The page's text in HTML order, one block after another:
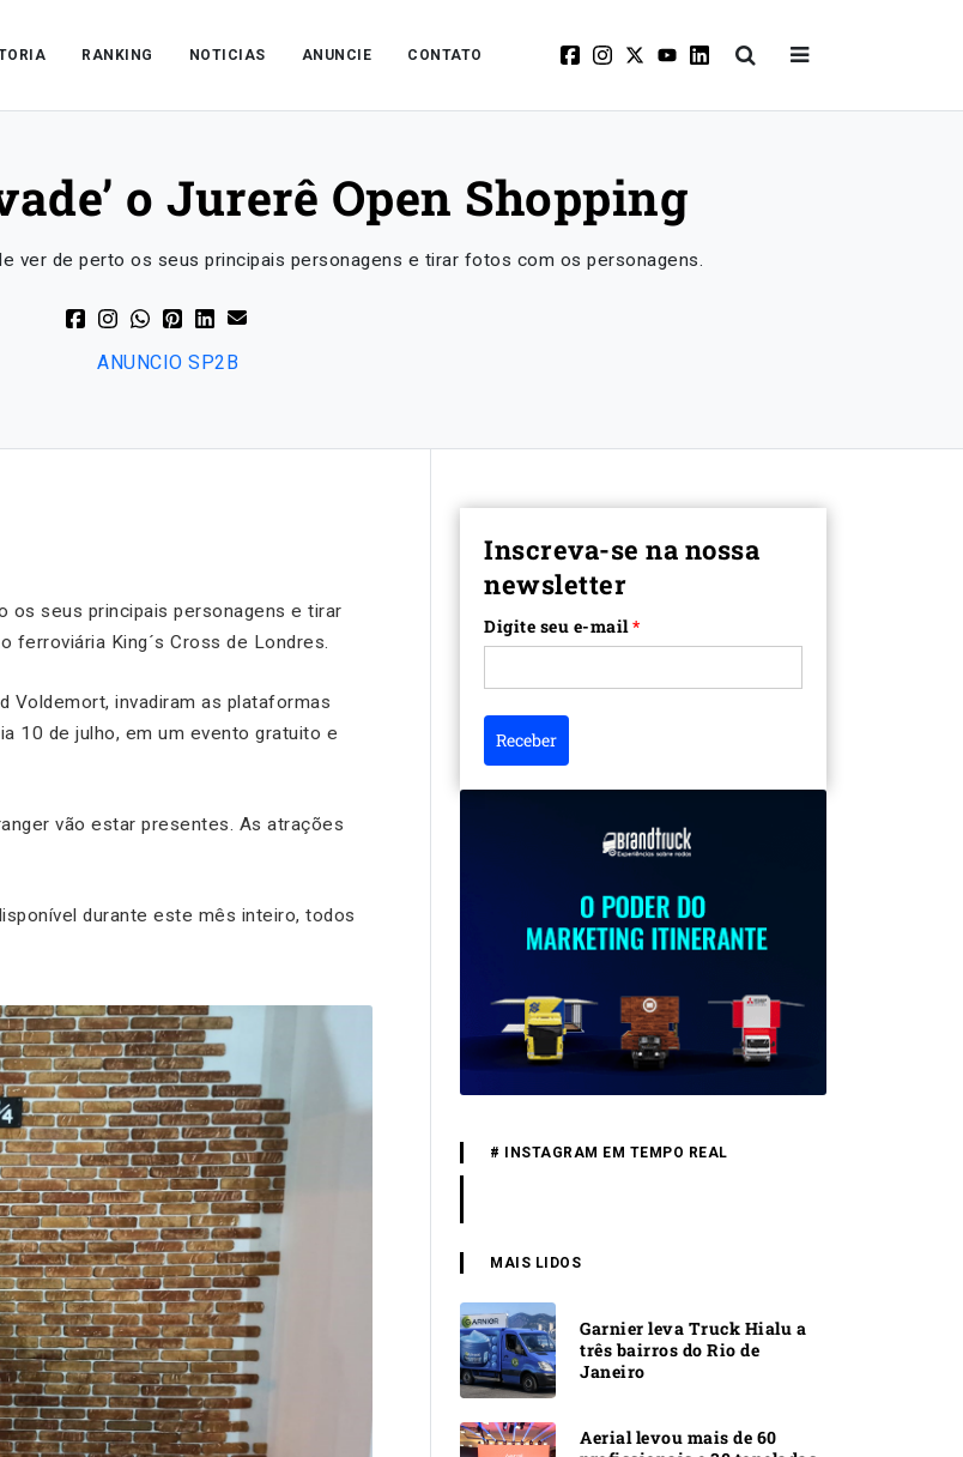
RANKING NOTICIAS ANUNCIE CONTATO
o Jurerê Open Shopping
ver de perto os seus principais personagens e tirar fotos com os personagens.
os seus principais personagens e tirar
King´s Cross de Londres.
Voldemort, invadiram as plataformas
10 de julho, em um evento gratuito e
vão estar presentes. As atrações
durante este mês inteiro, todos
Inscreva-se na nossa
newsletter
Digite seu e-mail*
Receber
# INSTAGRAM EM TEMPO REAL
MAIS LIDOS
Garnier leva Truck Hialu a
três bairros do Rio de
Janeiro
Aerial levou mais de 60